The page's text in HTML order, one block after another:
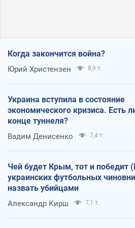
Когда закончится война?
Юрий Христензен 8,9 т.
Украина вступила в состояние
экономического кризиса. Есть
конце туннеля?
Вадим Денисенко 7,4 т.
Чей будет Крым, тот и победит
украинских футбольных
назвать убийцами
Александр Кирш 7,1 т.